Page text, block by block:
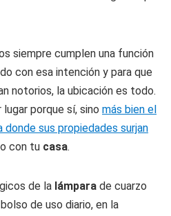
siempre cumplen una función
con esa intención y para que
notorios, la ubicación es todo.
porque sí, sino más bien el
donde sus propiedades surjan
con tu casa.
de la lámpara de cuarzo
de uso diario, en la